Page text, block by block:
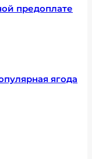
предоплате
ягода